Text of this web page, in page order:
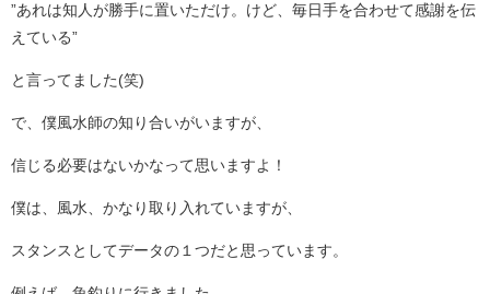
”あれは知人が勝手に置いただけ。けど、毎日手を合わせて感謝を伝
えている”
と言ってました(笑)
で、僕風水師の知り合いがいますが、
信じる必要はないかなって思いますよ！
僕は、風水、かなり取り入れていますが、
スタンスとしてデータの１つだと思っています。